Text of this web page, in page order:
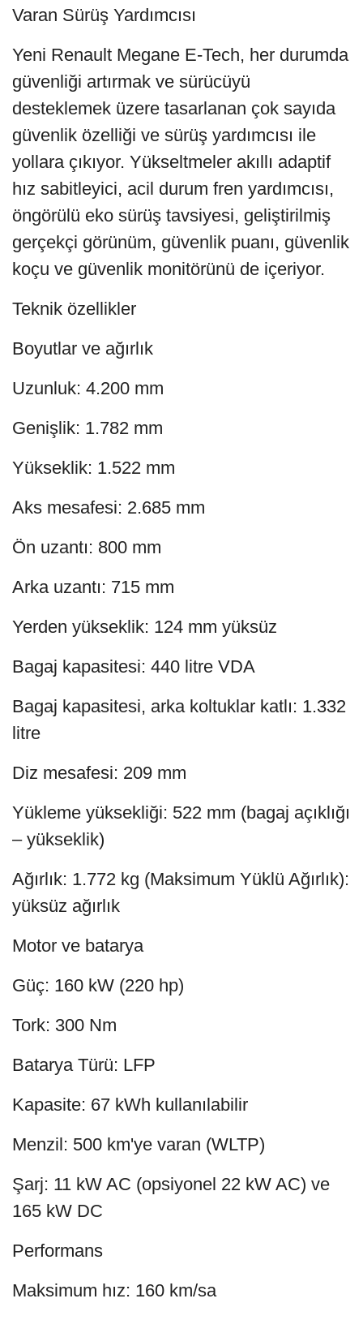
Varan Sürüş Yardımcısı
Yeni Renault Megane E-Tech, her durumda
güvenliği artırmak ve sürücüyü
desteklemek üzere tasarlanan çok sayıda
güvenlik özelliği ve sürüş yardımcısı ile
yollara çıkıyor. Yükseltmeler akıllı adaptif
hız sabitleyici, acil durum fren yardımcısı,
öngörülü eko sürüş tavsiyesi, geliştirilmiş
gerçekçi görünüm, güvenlik puanı, güvenlik
koçu ve güvenlik monitörünü de içeriyor.
Teknik özellikler
Boyutlar ve ağırlık
Uzunluk: 4.200 mm
Genişlik: 1.782 mm
Yükseklik: 1.522 mm
Aks mesafesi: 2.685 mm
Ön uzantı: 800 mm
Arka uzantı: 715 mm
Yerden yükseklik: 124 mm yüksüz
Bagaj kapasitesi: 440 litre VDA
Bagaj kapasitesi, arka koltuklar katlı: 1.332
litre
Diz mesafesi: 209 mm
Yükleme yüksekliği: 522 mm (bagaj açıklığı
– yükseklik)
Ağırlık: 1.772 kg (Maksimum Yüklü Ağırlık):
yüksüz ağırlık
Motor ve batarya
Güç: 160 kW (220 hp)
Tork: 300 Nm
Batarya Türü: LFP
Kapasite: 67 kWh kullanılabilir
Menzil: 500 km'ye varan (WLTP)
Şarj: 11 kW AC (opsiyonel 22 kW AC) ve
165 kW DC
Performans
Maksimum hız: 160 km/sa